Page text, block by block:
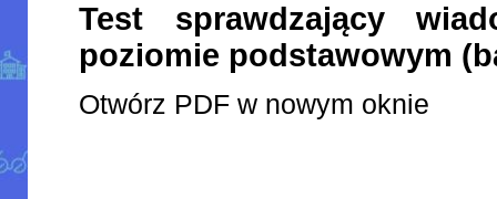
Test sprawdzający
poziomie podstawowym
Otwórz PDF w nowym oknie